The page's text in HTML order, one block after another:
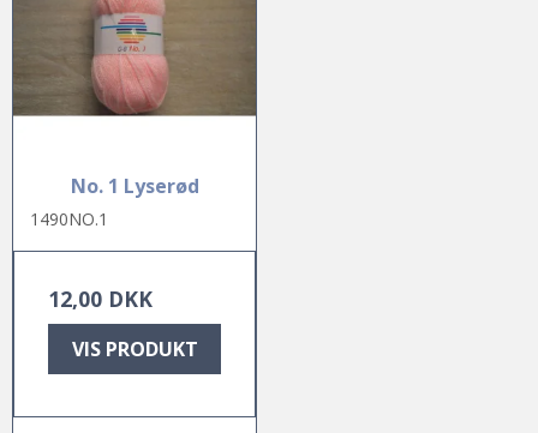
No. 1 Lyserød
1490NO.1
12,00 DKK
VIS PRODUKT